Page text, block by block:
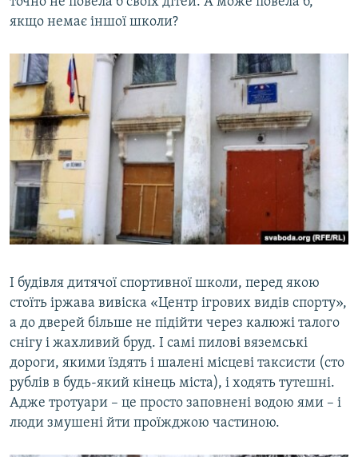
якщо немає іншої школи?
І будівля дитячої спортивної школи, перед якою
стоїть іржава вивіска «Центр ігрових видів спорту»,
а до дверей більше не підійти через калюжі талого
снігу і жахливий бруд. І самі пилові вяземські
дороги, якими їздять і шалені місцеві таксисти (сто
рублів в будь-який кінець міста), і ходять тутешні.
Адже тротуари – це просто заповнені водою ями – і
люди змушені йти проїжджою частиною.